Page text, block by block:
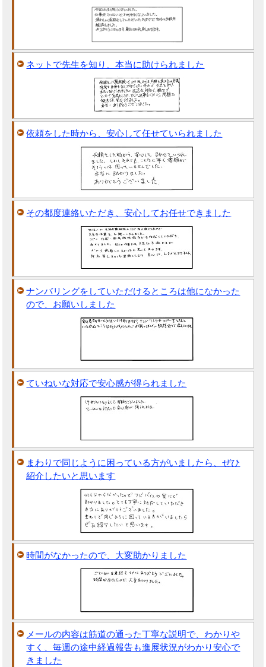
ネットで先生を知り、本当に助けられました
依頼をした時から、安心して任せていられました
その都度連絡いただき、安心してお任せできました
ナンバリングをしていただけるところは他になかった
ので、お願いしました
ていねいな対応で安心感が得られました
まわりで同じように困っている方がいましたら、ぜひ
紹介したいと思います
時間がなかったので、大変助かりました
メールの内容は筋道の通った丁寧な説明で、わかりや
すく、毎週の途中経過報告も進展状況がわかり安心で
きました